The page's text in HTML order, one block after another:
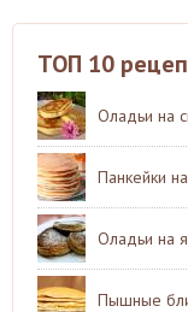
ТОП 10
Оладьи на
Панкейки
Оладьи на
Пышные